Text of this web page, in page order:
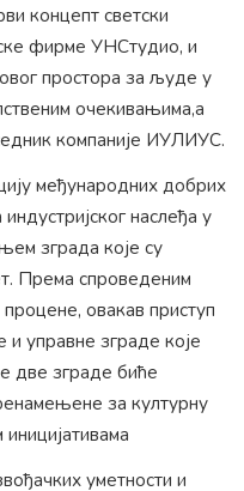
концепт светски
фирме УНСтудио, и
простора за људе у
очекивањима,а
компаније ИУЛИУС.
међународних добрих
наслеђа у
зграда које су
Према спроведеним
овакав приступ
управне зграде које
две зграде биће
за културну
уметности и